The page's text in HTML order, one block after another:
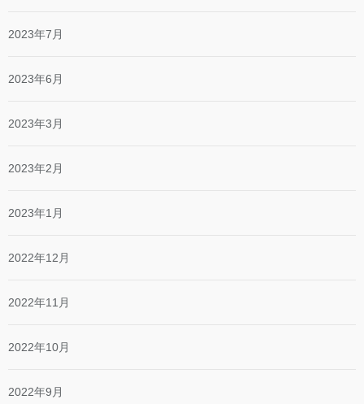
2023年7月
2023年6月
2023年3月
2023年2月
2023年1月
2022年12月
2022年11月
2022年10月
2022年9月